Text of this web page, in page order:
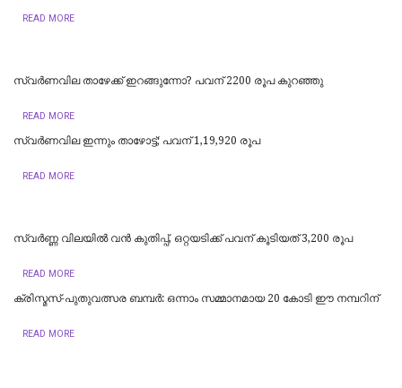
READ MORE
സ്വർണവില താഴേക്ക് ഇറങ്ങുന്നോ? പവന് 2200 രൂപ കുറഞ്ഞു
READ MORE
സ്വര്‍ണവില ഇന്നും താഴോട്ട്; പവന് 1,19,920 രൂപ
READ MORE
സ്വര്‍ണ്ണ വിലയില്‍ വന്‍ കുതിപ്പ്, ഒറ്റയടിക്ക് പവന് കൂടിയത് 3,200 രൂപ
READ MORE
ക്രിസ്മസ്-പുതുവത്സര ബമ്പർ: ഒന്നാം സമ്മാനമായ 20 കോടി ഈ നമ്പറിന്
READ MORE